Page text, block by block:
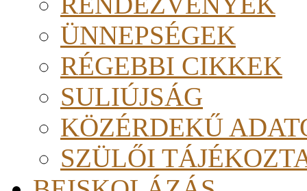
ÜNNEPSÉGEK
RÉGEBBI CIKKEK
SULIÚJSÁG
KÖZÉRDEKŰ
SZÜLŐI